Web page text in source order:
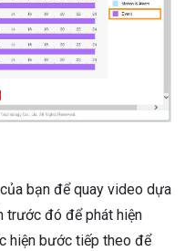
bạn để quay video dựa
trước đó để phát hiện
hiện bước tiếp theo để